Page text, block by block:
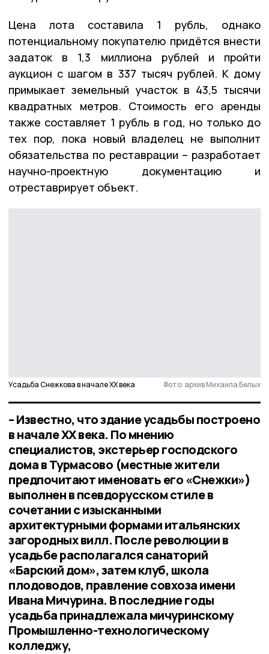
Цена лота составила 1 рубль, однако
потенциальному покупателю придётся внести
задаток в 1,3 миллиона рублей и пройти
аукцион с шагом в 337 тысяч рублей. К дому
примыкает земельный участок в 43,5 тысячи
квадратных метров. Стоимость его аренды
также составляет 1 рубль в год, но только до
тех пор, пока новый владелец не выполнит
обязательства по реставрации – разработает
научно-проектную документацию и
отреставрирует объект.
Усадьба Снежкова в начале ХХ века Фото: архив Михаила Белых
– Известно, что здание усадьбы построено
в начале XX века. По мнению
специалистов, экстерьер господского
дома в Турмасово (местные жители
предпочитают именовать его «Снежки»)
выполнен в псевдорусском стиле в
сочетании с изысканными
архитектурными формами итальянских
загородных вилл. После революции в
усадьбе располагался санаторий
«Барский дом», затем клуб, школа
плодоводов, правление совхоза имени
Ивана Мичурина. В последние годы
усадьба принадлежала мичуринскому
Промышленно-технологическому
колледжу,